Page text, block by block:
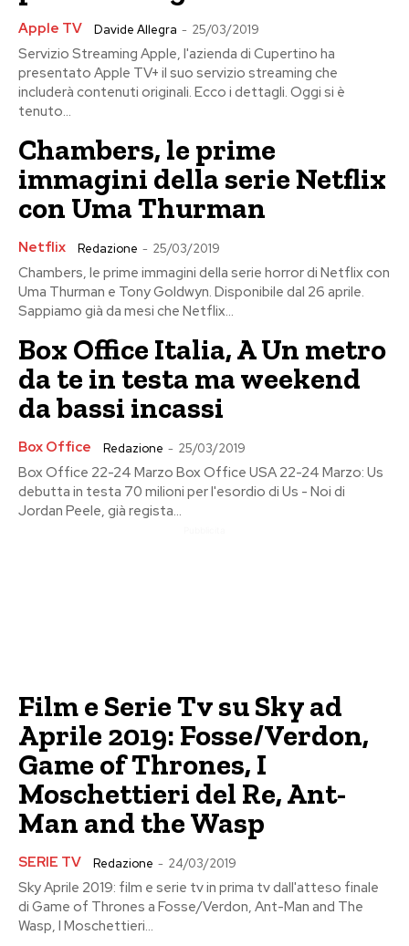
Apple TV Davide Allegra - 25/03/2019
Servizio Streaming Apple, l'azienda di Cupertino ha
presentato Apple TV+ il suo servizio streaming che
includerà contenuti originali. Ecco i dettagli. Oggi si è
tenuto...
Chambers, le prime
immagini della serie Netflix
con Uma Thurman
Netflix Redazione - 25/03/2019
Chambers, le prime immagini della serie horror di Netflix con
Uma Thurman e Tony Goldwyn. Disponibile dal 26 aprile.
Sappiamo già da mesi che Netflix...
Box Office Italia, A Un metro
da te in testa ma weekend
da bassi incassi
Box Office Redazione - 25/03/2019
Box Office 22-24 Marzo Box Office USA 22-24 Marzo: Us
debutta in testa 70 milioni per l'esordio di Us - Noi di
Jordan Peele, già regista...
Film e Serie Tv su Sky ad
Aprile 2019: Fosse/Verdon,
Game of Thrones, I
Moschettieri del Re, Ant-
Man and the Wasp
SERIE TV Redazione - 24/03/2019
Sky Aprile 2019: film e serie tv in prima tv dall'atteso finale
di Game of Thrones a Fosse/Verdon, Ant-Man and The
Wasp, I Moschettieri...